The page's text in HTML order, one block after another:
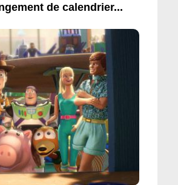
de calendrier...